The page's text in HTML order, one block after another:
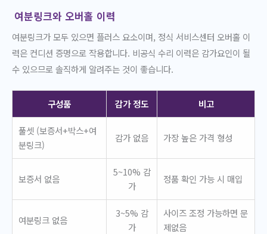
여분링크와 오버홀 이력
여분링크가 모두 있으면 플러스 요소이며, 정식 서비스센터 오버홀 이
력은 컨디션 증명으로 작용합니다. 비공식 수리 이력은 감가요인이 될
수 있으므로 솔직하게 알려주는 것이 좋습니다.
구성품 감가 정도 비고
풀셋 (보증서+박스+여
분링크)
감가 없음 가장 높은 가격 형성
보증서 없음
5~10% 감
가
정품 확인 가능 시 매입
여분링크 없음
3~5% 감
가
사이즈 조정 가능하면 문
제없음